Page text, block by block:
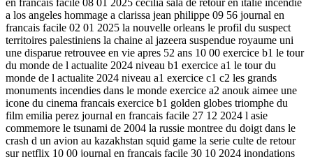
a los angeles hommage a clarissa jean philippe 09 56 journal en
francais facile 02 01 2025 la nouvelle orleans le profil du suspect
territoires palestiniens la chaine al jazeera suspendue royaume uni
une disparue retrouvee en vie apres 52 ans 10 00 exercice b1 le tour
du monde de l actualite 2024 niveau b1 exercice a1 le tour du
monde de l actualite 2024 niveau a1 exercice c1 c2 les grands
monuments incendies dans le monde exercice a2 anouk aimee une
icone du cinema francais exercice b1 golden globes triomphe du
film emilia perez journal en francais facile 27 12 2024 l asie
commemore le tsunami de 2004 la russie montree du doigt dans le
crash d un avion au kazakhstan squid game la serie culte de retour
sur netflix 10 00 journal en francais facile 30 10 2024 inondations